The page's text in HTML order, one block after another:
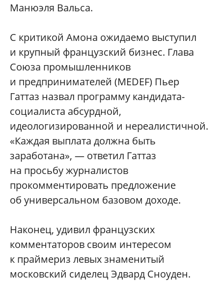
Манюэля Вальса.
С критикой Амона ожидаемо выступил
и крупный французский бизнес. Глава
Союза промышленников
и предпринимателей (MEDEF) Пьер
Гаттаз назвал программу кандидата-
социалиста абсурдной,
идеологизированной и нереалистичной.
«Каждая выплата должна быть
заработана», — ответил Гаттаз
на просьбу журналистов
прокомментировать предложение
об универсальном базовом доходе.
Наконец, удивил французских
комментаторов своим интересом
к праймериз левых знаменитый
московский сиделец Эдвард Сноуден.